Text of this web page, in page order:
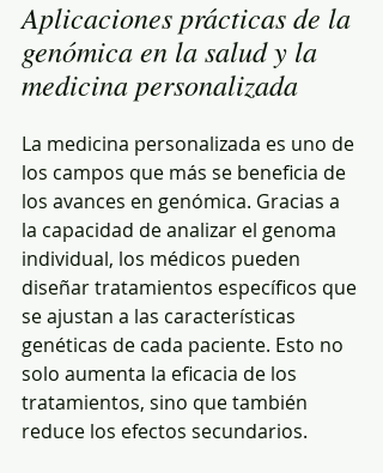
Aplicaciones prácticas de la
genómica en la salud y la
medicina personalizada
La medicina personalizada es uno de
los campos que más se beneficia de
los avances en genómica. Gracias a
la capacidad de analizar el genoma
individual, los médicos pueden
diseñar tratamientos específicos que
se ajustan a las características
genéticas de cada paciente. Esto no
solo aumenta la eficacia de los
tratamientos, sino que también
reduce los efectos secundarios.